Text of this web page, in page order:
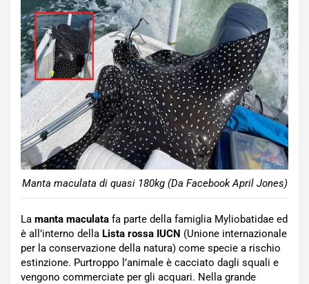
Manta maculata di quasi 180kg (Da Facebook April Jones)
La manta maculata fa parte della famiglia Myliobatidae ed
è all’interno della Lista rossa IUCN (Unione internazionale
per la conservazione della natura) come specie a rischio
estinzione. Purtroppo l’animale è cacciato dagli squali e
vengono commerciate per gli acquari. Nella grande